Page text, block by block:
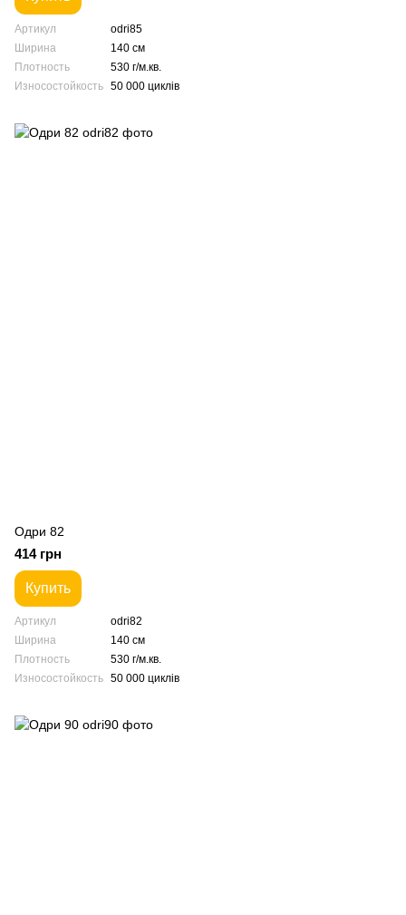
Артикул
odri85
Ширина
140 см
Плотность
530 г/м.кв.
Износостойкость 50 000 циклів
Одри 82
414 грн
Купить
Артикул
odri82
Ширина
140 см
Плотность
530 г/м.кв.
Износостойкость 50 000 циклів